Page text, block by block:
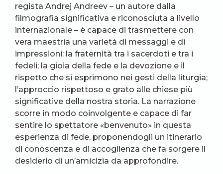
regista Andrej Andreev – un autore dalla
filmografia significativa e riconosciuta a livello
internazionale – è capace di trasmettere con
vera maestria una varietà di messaggi e di
impressioni: la fraternità tra i sacerdoti e tra i
fedeli; la gioia della fede e la devozione e il
rispetto che si esprimono nei gesti della liturgia;
l’approccio rispettoso e grato alle chiese più
significative della nostra storia. La narrazione
scorre in modo coinvolgente e capace di far
sentire lo spettatore «benvenuto» in questa
esperienza di fede, proponendogli un itinerario
di conoscenza e di accoglienza che fa sorgere il
desiderio di un’amicizia da approfondire.